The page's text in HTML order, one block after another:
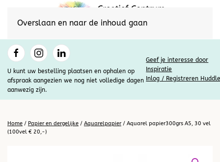
Overslaan en naar de inhoud gaan
U kunt uw bestelling plaatsen en ophalen op
afspraak aangezien we nog niet volledige dagen
aanwezig zijn.
Geef je interesse door
Inspiratie
Inlog / Registreren
Home / Papier en dergelijke / Aquarelpapier/ Aquarel papier300grs A5, 30 vel
(100vel € 20,-)